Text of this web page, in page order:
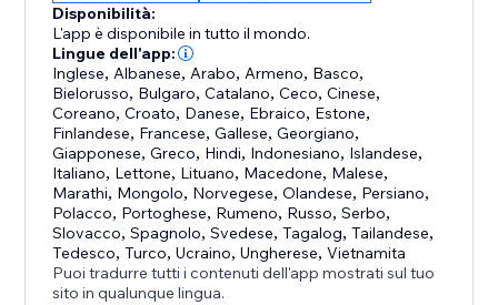
Disponibilità:
L'app è disponibile in tutto il mondo.
Lingue dell'app:
Inglese, Albanese, Arabo, Armeno, Basco,
Bielorusso, Bulgaro,Catalano,Ceco,Cinese,
Coreano,Croato, Danese, Ebraico, Estone,
Finlandese, Francese,Gallese,Georgiano,
Giapponese,Greco, Hindi, Indonesiano, Islandese,
Italiano, Lettone, Lituano, Macedone, Malese,
Marathi, Mongolo, Norvegese,Olandese, Persiano,
Polacco, Portoghese, Rumeno, Russo,Serbo,
Slovacco,Spagnolo,Svedese,Tagalog,Tailandese,
Tedesco,Turco,Ucraino,Ungherese,Vietnamita
Puoi tradurre tutti i contenuti dell'app mostrati sul tuo
sito in qualunque lingua.